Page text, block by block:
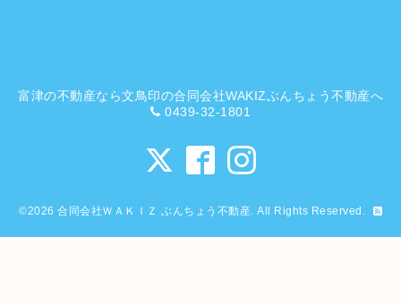
富津の不動産なら文鳥印の合同会社WAKIZぶんちょう不動産へ
0439-32-1801
©2026 合同会社ＷＡＫＩＺ ぶんちょう不動産. All Rights Reserved.